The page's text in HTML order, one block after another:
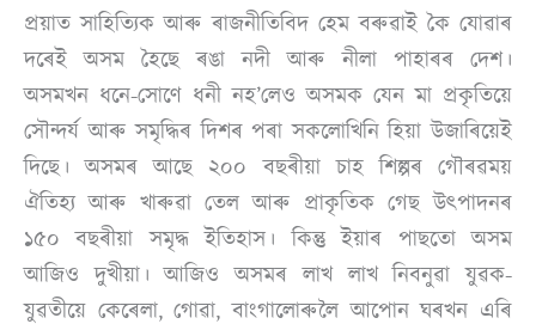
প্ৰয়াত সাহিত্যিক আৰু ৰাজনীতিবিদ হেম বৰুৱাই কৈ যোৱাৰ
দৰেই অসম হৈছে ৰঙা নদী আৰু নীলা পাহাৰৰ দেশ।
অসমখন ধনে-সোণে ধনী নহ’লেও অসমক যেন মা প্ৰকৃতিয়ে
সৌন্দৰ্য আৰু সমৃদ্ধিৰ দিশৰ পৰা সকলোখিনি হিয়া উজাৰিয়েই
দিছে। অসমৰ আছে ২০০ বছৰীয়া চাহ শিল্পৰ গৌৰৱময়
ঐতিহ্য আৰু খাৰুৱা তেল আৰু প্ৰাকৃতিক গেছ উৎপাদনৰ
১৫০ বছৰীয়া সমৃদ্ধ ইতিহাস। কিন্তু ইয়াৰ পাছতো অসম
আজিও দুখীয়া। আজিও অসমৰ লাখ লাখ নিবনুৱা যুৱক-
যুৱতীয়ে কেৰেলা, গোৱা, বাংগালোৰুলৈ আপোন ঘৰখন এৰি